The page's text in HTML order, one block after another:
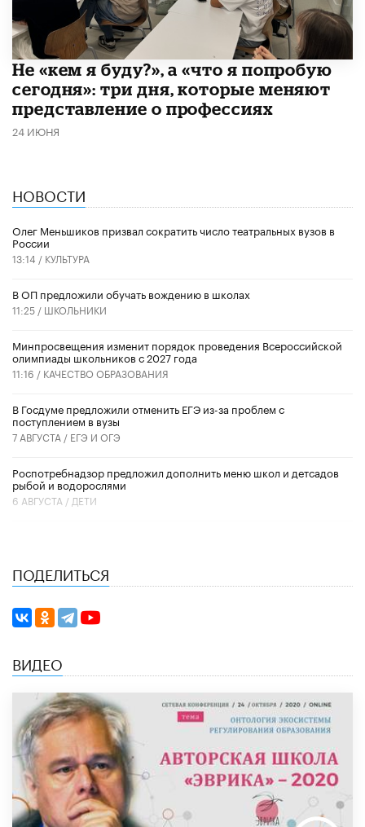
Не «кем я буду?», а «что я попробую
сегодня»: три дня, которые меняют
представление о профессиях
24 ИЮНЯ
НОВОСТИ
Олег Меньшиков призвал сократить число театральных вузов в
России
13:14 / КУЛЬТУРА
В ОП предложили обучать вождению в школах
11:25 / ШКОЛЬНИКИ
Минпросвещения изменит порядок проведения Всероссийской
олимпиады школьников с 2027 года
11:16 / КАЧЕСТВО ОБРАЗОВАНИЯ
В Госдуме предложили отменить ЕГЭ из-за проблем с
поступлением в вузы
7 АВГУСТА / ЕГЭ И ОГЭ
Роспотребнадзор предложил дополнить меню школ и детсадов
рыбой и водорослями
6 АВГУСТА / ДЕТИ
ПОДЕЛИТЬСЯ
ВИДЕО